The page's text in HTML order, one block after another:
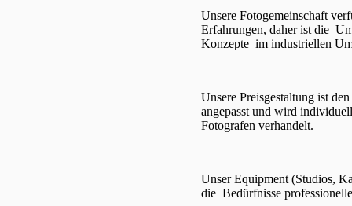
Unsere Fotogemeinschaft
Erfahrungen, daher ist die
Konzepte im industriellen
Unsere Preisgestaltung ist
angepasst und wird
Fotografen verhandelt.
Unser Equipment (Studios,
die Bedürfnisse